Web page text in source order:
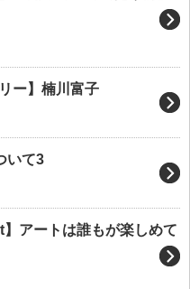
ー】楠川富子
いて3
アートは誰もが楽しめて